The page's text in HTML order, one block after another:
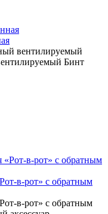
вентилируемый
Бинт
в-рот» с обратным
в-рот» с обратным